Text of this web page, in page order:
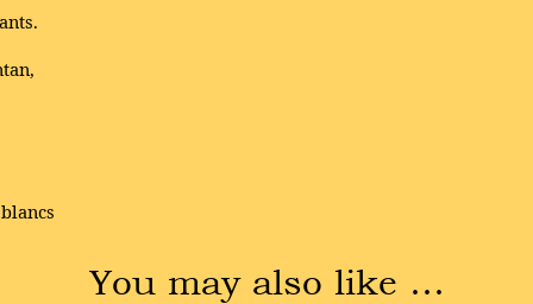
You may also like …